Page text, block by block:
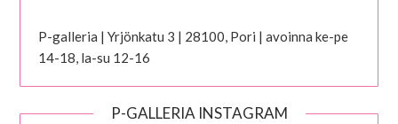
P-galleria | Yrjönkatu 3 | 28100, Pori | avoinna ke-pe
14-18, la-su 12-16
P-GALLERIA INSTAGRAM